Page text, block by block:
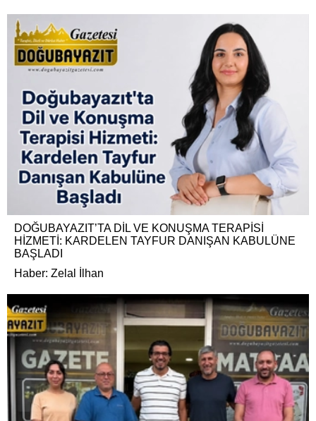
DOĞUBAYAZIT’TA DİL VE KONUŞMA TERAPİSİ
HİZMETİ: KARDELEN TAYFUR DANIŞAN KABULÜNE
BAŞLADI
Haber: Zelal İlhan